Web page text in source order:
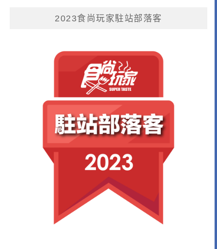
2023食尚玩家駐站部落客